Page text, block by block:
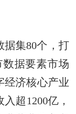
据集80个，打
数据要素市场
经济核心产业
超1200亿，